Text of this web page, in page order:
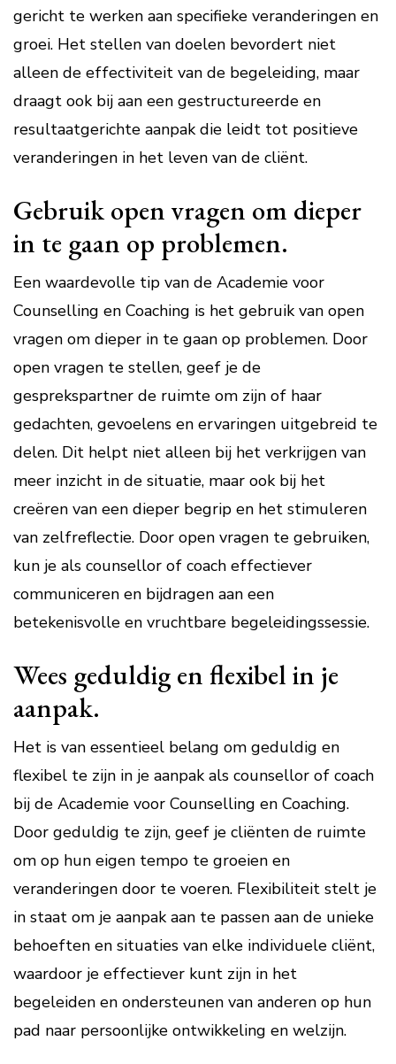
gericht te werken aan specifieke veranderingen en
groei. Het stellen van doelen bevordert niet
alleen de effectiviteit van de begeleiding, maar
draagt ook bij aan een gestructureerde en
resultaatgerichte aanpak die leidt tot positieve
veranderingen in het leven van de cliënt.
Gebruik open vragen om dieper
in te gaan op problemen.
Een waardevolle tip van de Academie voor
Counselling en Coaching is het gebruik van open
vragen om dieper in te gaan op problemen. Door
open vragen te stellen, geef je de
gesprekspartner de ruimte om zijn of haar
gedachten, gevoelens en ervaringen uitgebreid te
delen. Dit helpt niet alleen bij het verkrijgen van
meer inzicht in de situatie, maar ook bij het
creëren van een dieper begrip en het stimuleren
van zelfreflectie. Door open vragen te gebruiken,
kun je als counsellor of coach effectiever
communiceren en bijdragen aan een
betekenisvolle en vruchtbare begeleidingssessie.
Wees geduldig en flexibel in je
aanpak.
Het is van essentieel belang om geduldig en
flexibel te zijn in je aanpak als counsellor of coach
bij de Academie voor Counselling en Coaching.
Door geduldig te zijn, geef je cliënten de ruimte
om op hun eigen tempo te groeien en
veranderingen door te voeren. Flexibiliteit stelt je
in staat om je aanpak aan te passen aan de unieke
behoeften en situaties van elke individuele cliënt,
waardoor je effectiever kunt zijn in het
begeleiden en ondersteunen van anderen op hun
pad naar persoonlijke ontwikkeling en welzijn.